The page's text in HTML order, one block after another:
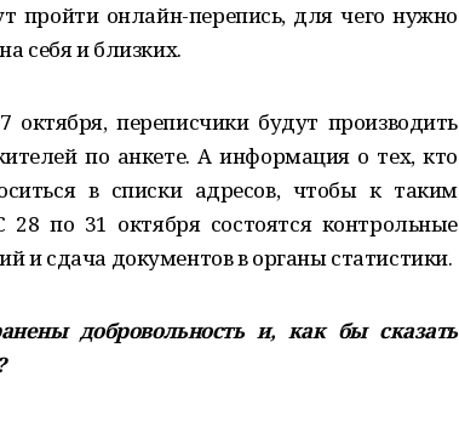
пройти онлайн-перепись, для чего нужно
себя и близких.
переписчики будут производить
по анкете. А информация о тех, кто
в списки адресов, чтобы к таким
по 31 октября состоятся контрольные
и сдача документов в органы статистики.
добровольность и, как бы сказать